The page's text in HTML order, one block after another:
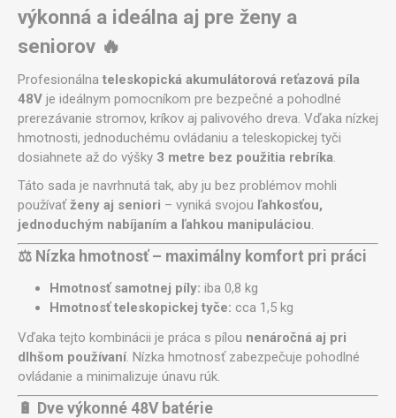
výkonná a ideálna aj pre ženy a
seniorov 🔥
Profesionálna teleskopická akumulátorová reťazová píla
48V je ideálnym pomocníkom pre bezpečné a pohodlné
prerezávanie stromov, kríkov aj palivového dreva. Vďaka nízkej
hmotnosti, jednoduchému ovládaniu a teleskopickej tyči
dosiahnete až do výšky 3 metre bez použitia rebríka.
Táto sada je navrhnutá tak, aby ju bez problémov mohli
používaťženy aj seniori – vyniká svojou ľahkosťou,
jednoduchým nabíjaním a ľahkou manipuláciou.
⚖️ Nízka hmotnosť – maximálny komfort pri práci
Hmotnosť samotnej píly: iba 0,8 kg
Hmotnosť teleskopickej tyče: cca 1,5 kg
Vďaka tejto kombinácii je práca s pílou nenáročná aj pri
dlhšom používaní. Nízka hmotnosť zabezpečuje pohodlné
ovládanie a minimalizuje únavu rúk.
🔋 Dve výkonné 48V batérie